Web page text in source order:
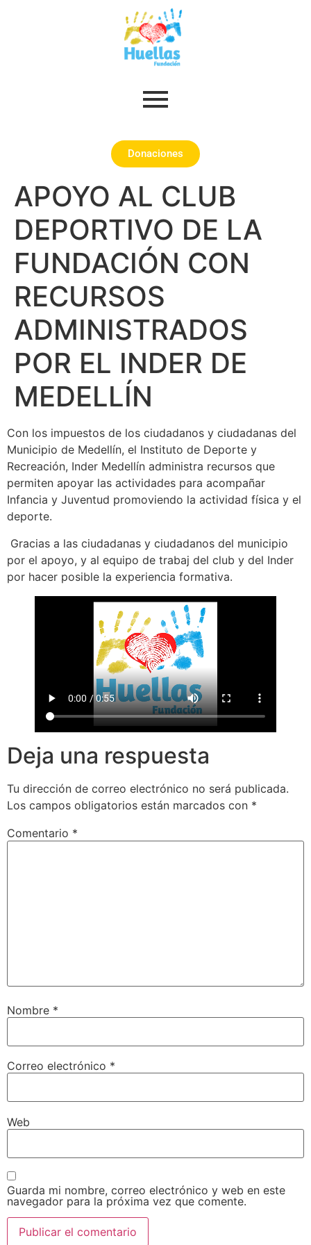
Donaciones
APOYO AL CLUB
DEPORTIVO DE LA
FUNDACIÓN CON
RECURSOS
ADMINISTRADOS
POR EL INDER DE
MEDELLÍN
Con los impuestos de los ciudadanos y ciudadanas del
Municipio de Medellín, el Instituto de Deporte y
Recreación, Inder Medellín administra recursos que
permiten apoyar las actividades para acompañar
Infancia y Juventud promoviendo la actividad física y el
deporte.
Gracias a las ciudadanas y ciudadanos del municipio
por el apoyo, y al equipo de trabaj del club y del Inder
por hacer posible la experiencia formativa.
Deja una respuesta
Tu dirección de correo electrónico no será publicada.
Los campos obligatorios están marcados con *
Comentario *
Nombre *
Correo electrónico *
Web
Guarda mi nombre, correo electrónico y web en este
navegador para la próxima vez que comente.